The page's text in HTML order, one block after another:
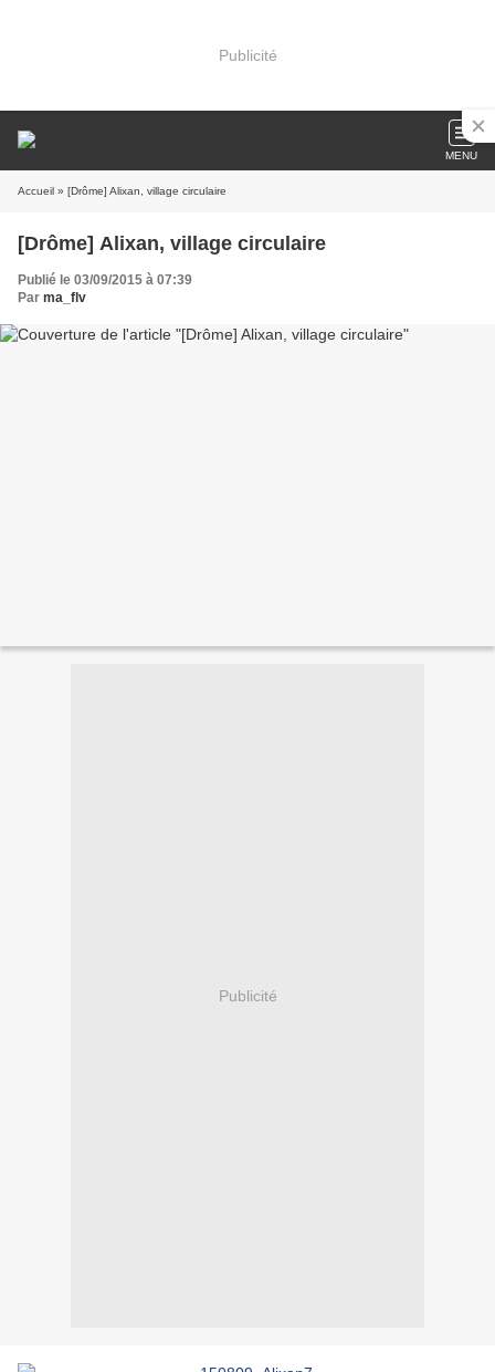
Publicité
MENU
Accueil » [Drôme] Alixan, village circulaire
[Drôme] Alixan, village circulaire
Publié le 03/09/2015 à 07:39
Par ma_flv
Publicité